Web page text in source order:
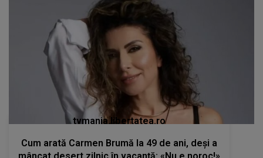
tvmania.libertatea.ro
Cum arată Carmen Brumă la 49 de ani, deși a